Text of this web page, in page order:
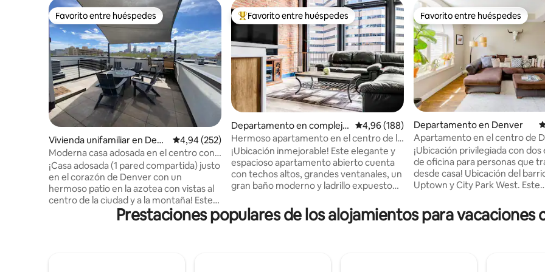
Favorito entre huéspedes
Favorito entre huéspedes
Vivienda unifamiliar en Denv
er
Calificación promedio: 4,94 de 5. 252 evaluaciones
4,94 (252)
Moderna casa adosada en el centro con
impresionantes vistas desde la azotea.
¡Casa adosada (1 pared compartida) justo
en el corazón de Denver con un
hermoso patio en la azotea con vistas al
centro de la ciudad y a la montaña! Este
alojamiento de 2 dormitorios y 2,5 baños
con un sofá cama plegable tamaño
Favorito entre los huéspedes más destacados
Favorito entre huéspedes
Departamento en complejo
residencial en Denver
Calificación promedio: 4,96 de 5. 188
4,96 (188)
Hermoso apartamento en el centro de la
ciudad – A poca distancia a pie de todo
¡Ubicación inmejorable! Este elegante y
espacioso apartamento abierto cuenta
con techos altos, grandes ventanales, un
gran baño moderno y ladrillo expuesto
histórico con el confort moderno. A
pocos pasos de restaurantes, tiendas y
Favorito entre huéspedes
Favorito entre huéspedes
Departamento en Denver
Apartamento en el centro de
ubicación privilegiada, zona alta
¡Ubicación privilegiada con dos
de oficina para personas que
desde casa! Ubicación del
Uptown y City Park West. Este
histórico remodelado de
perfectamente situado entre
Prestaciones populares de los alojamientos para vacaciones